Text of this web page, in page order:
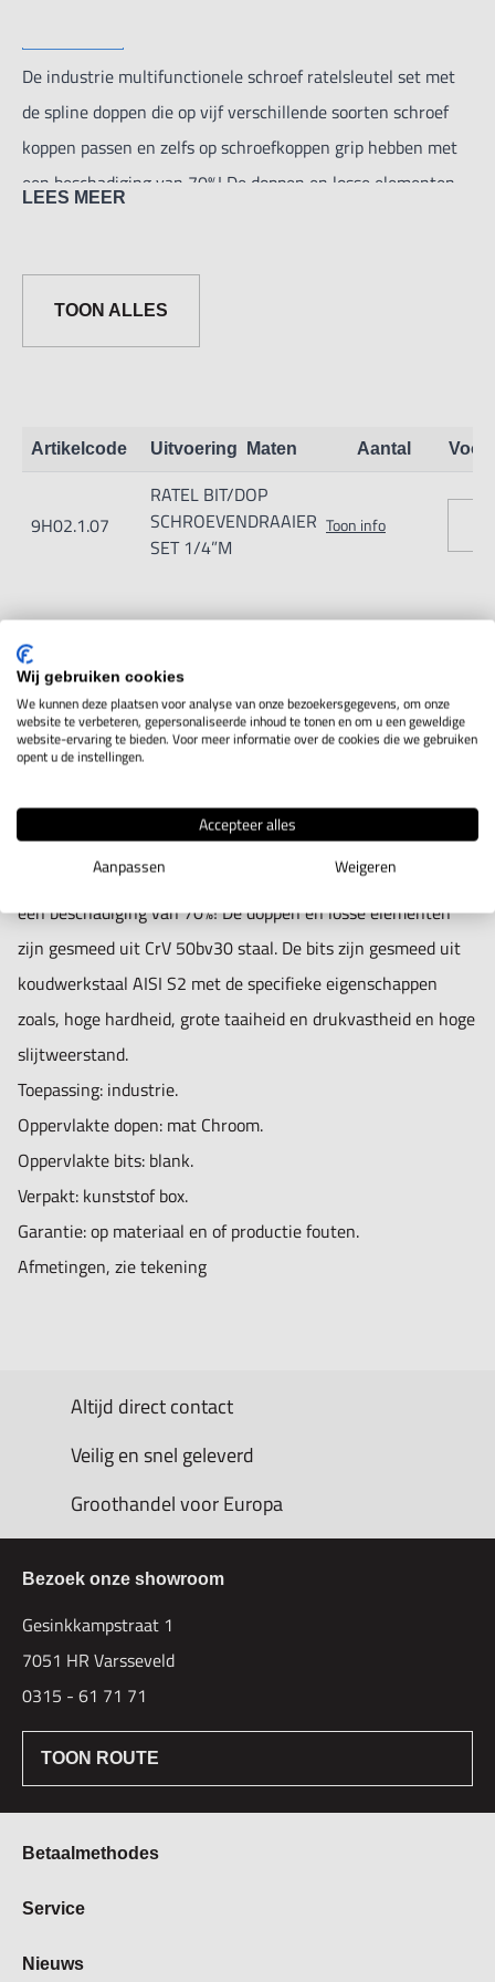
De industrie multifunctionele schroef ratelsleutel set met
de spline doppen die op vijf verschillende soorten schroef
koppen passen en zelfs op schroefkoppen grip hebben met
een beschadiging van 70%! De doppen en losse elementen
hoge slijtweerstand.
Garantie: op materiaal en of productie fouten.
Afmetingen, zie tekening
LEES MEER
TOON ALLES
Artikelcode Uitvoering Maten Aantal
9H02.1.07
RATEL BIT/DOP
SCHROEVENDRAAIER
SET 1/4”M
Toon info
Productomschrijving
De industrie multifunctionele schroef ratelsleutel set met de
spline doppen die op vijf verschillende soorten schroef
koppen passen en zelfs op schroefkoppen grip hebben met
een beschadiging van 70%! De doppen en losse elementen
zijn gesmeed uit CrV 50bv30 staal. De bits zijn gesmeed uit
koudwerkstaal AISI S2 met de specifieke eigenschappen
zoals, hoge hardheid, grote taaiheid en drukvastheid en hoge
slijtweerstand.
Toepassing: industrie.
Oppervlakte dopen: mat Chroom.
Oppervlakte bits: blank.
Verpakt: kunststof box.
Garantie: op materiaal en of productie fouten.
Afmetingen, zie tekening
Altijd direct contact
Veilig en snel geleverd
Groothandel voor Europa
Bezoek onze showroom
Gesinkkampstraat 1
7051 HR Varsseveld
0315 - 61 71 71
TOON ROUTE
Betaalmethodes
Bestellen & Betalen
Contract herroepen
Service
Over Hogetex
Nieuws
Wij gebruiken cookies
We kunnen deze plaatsen voor analyse van onze bezoekersgegevens, om onze
website te verbeteren, gepersonaliseerde inhoud te tonen en om u een geweldige
website-ervaring te bieden. Voor meer informatie over de cookies die we gebruiken
opent u de instellingen.
Accepteer alles
Aanpassen
Weigeren